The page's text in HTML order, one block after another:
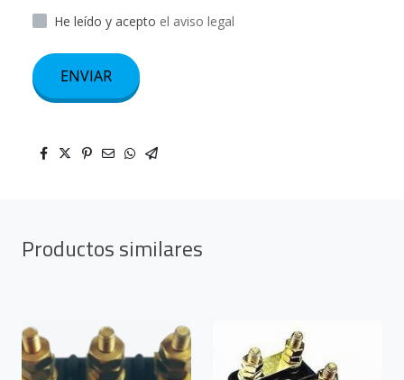
He leído y acepto el aviso legal
ENVIAR
Productos similares